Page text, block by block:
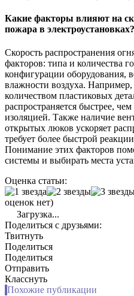
Какие факторы влияют на
пожара в электроустановках?
Скорость распространения
факторов: типа и количества
конфигурации оборудования,
влажности воздуха.
количеством пластиковых
распространяется быстрее,
изоляцией. Также наличие
открытых люков ускоряет
требует более быстрой
Понимание этих факторов
системы и выбирать места
Оценка статьи:
оценок нет)
Загрузка...
Поделиться с друзьями:
Твитнуть
Поделиться
Поделиться
Отправить
Класснуть
Похожие публикации